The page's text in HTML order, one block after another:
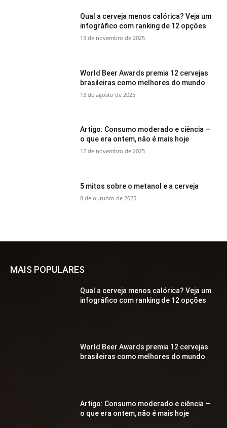
Qual a cerveja menos calórica? Veja um
infográfico com ranking de 12 opções
13 de novembro de 2025
World Beer Awards premia 12 cervejas
brasileiras como melhores do mundo
13 de agosto de 2025
Artigo: Consumo moderado e ciência —
o que era ontem, não é mais hoje
12 de novembro de 2025
5 mitos sobre o metanol e a cerveja
8 de outubro de 2025
MAIS POPULARES
Qual a cerveja menos calórica? Veja um
infográfico com ranking de 12 opções
World Beer Awards premia 12 cervejas
brasileiras como melhores do mundo
Artigo: Consumo moderado e ciência —
o que era ontem, não é mais hoje